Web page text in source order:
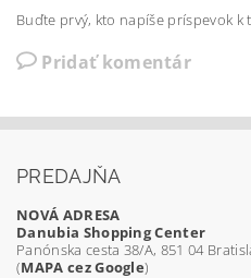
Buďte prvý, kto napíše príspevok k
Pridať komentár
PREDAJŇA
NOVÁ ADRESA
Danubia Shopping Center
Panónska cesta 38/A, 851 04
(MAPA cez Google)